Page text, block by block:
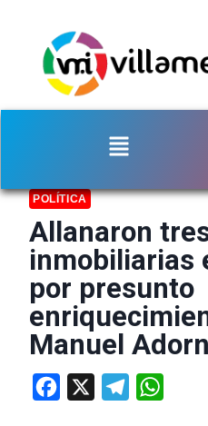
POLÍTICA
Allanaron
inmobiliarias
por presunto
Manuel
Facebook Telegram